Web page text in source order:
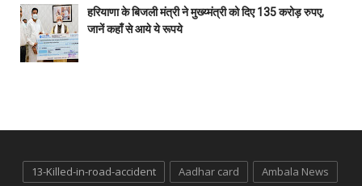
हरियाणा के बिजली मंत्री ने मुख्य्मंत्री को दिए 135 करोड़ रुपए,
जानें कहाँ से आये ये रूपये
13-Killed-in-road-accident Aadhar card
Ambala News